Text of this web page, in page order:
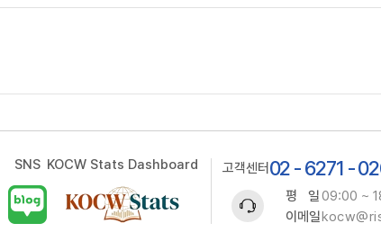
SNS KOCW Stats Dashboard 고객센터 02 - 6271 -
평 일09:00 ~
이메일